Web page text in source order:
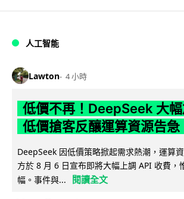
人工智能
Lawton 4 小時
低價不再！DeepSeek 大
低價搶客反釀運算資源告急
DeepSeek 因低價策略掀起需求熱潮，運算
方於 8 月 6 日宣布即將大幅上調 API 收費，
幅。事件與...
閱讀全文